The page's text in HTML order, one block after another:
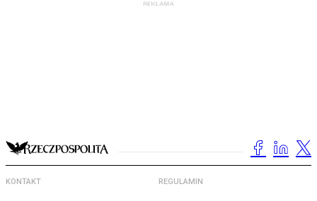
KONTAKT REGULAMIN